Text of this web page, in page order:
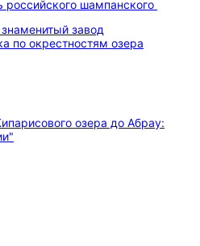
шампанского
завод
по окрестностям озера